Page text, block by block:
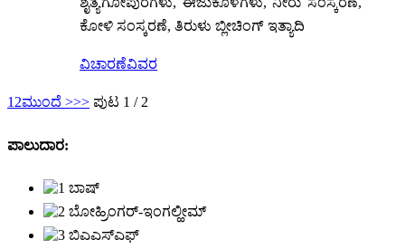
ಕೋಳಿ ಸಂಸ್ಕರಣೆ, ತಿರುಳು ಬ್ಲೀಚಿಂಗ್ ಇತ್ಯಾದಿ
ವಿಚಾರಣೆವಿವರ
12ಮುಂದೆ >>> ಪುಟ 1 / 2
ಪಾಲುದಾರ: